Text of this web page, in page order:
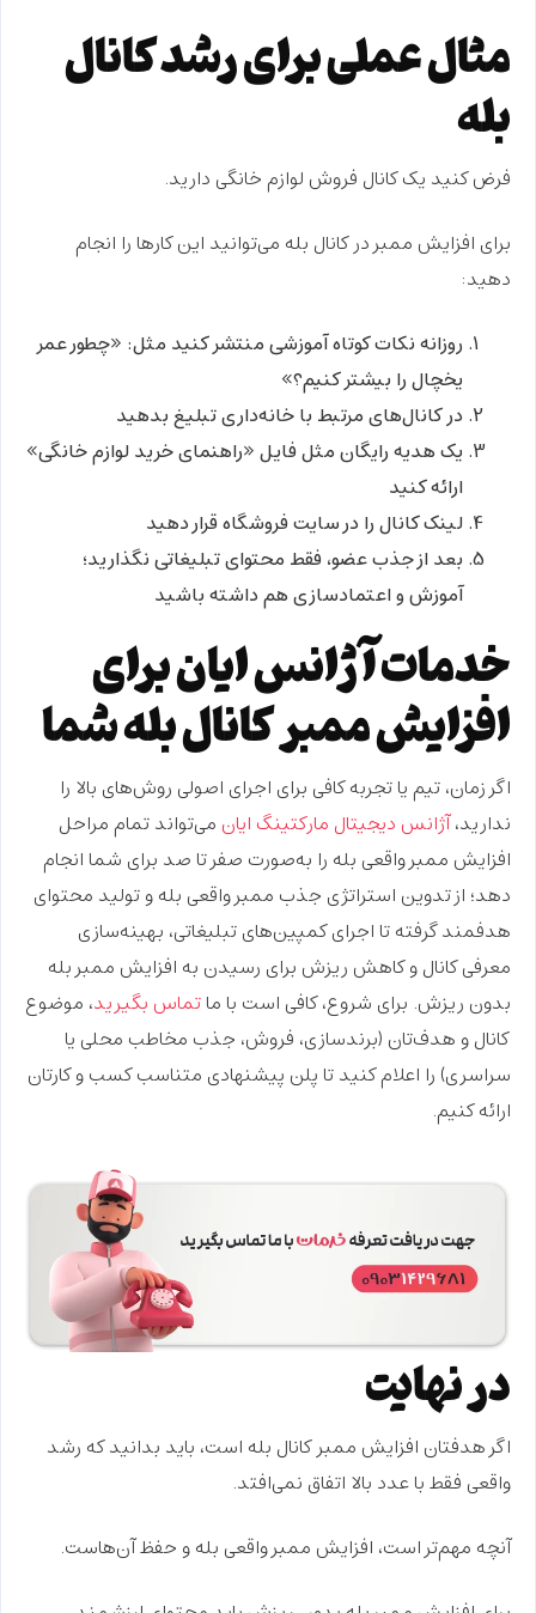
مثال عملی برای رشد کانال
بله
فرض کنید یک کانال فروش لوازم خانگی دارید.
برای افزایش ممبر در کانال بله می‌توانید این کارها را انجام
دهید:
روزانه نکات کوتاه آموزشی منتشر کنید مثل: «چطور عمر
یخچال را بیشتر کنیم؟»
در کانال‌های مرتبط با خانه‌داری تبلیغ بدهید
یک هدیه رایگان مثل فایل «راهنمای خرید لوازم خانگی»
ارائه کنید
لینک کانال را در سایت فروشگاه قرار دهید
بعد از جذب عضو، فقط محتوای تبلیغاتی نگذارید؛
آموزش و اعتمادسازی هم داشته باشید
خدمات آژانس ایان برای
افزایش ممبر کانال بله شما
اگر زمان، تیم یا تجربه کافی برای اجرای اصولی روش‌های بالا را
ندارید،آژانس دیجیتال مارکتینگ ایان می‌تواند تمام مراحل
افزایش ممبر واقعی بله را به‌صورت صفر تا صد برای شما انجام
دهد؛ ازتدوین استراتژی جذب ممبر واقعی بلهو تولید محتوای
هدفمند گرفته تا اجرای کمپین‌های تبلیغاتی، بهینه‌سازی
معرفی کانال و کاهش ریزش برای رسیدن به افزایش ممبر بله
بدون ریزش. برای شروع، کافی است با ماتماس بگیرید، موضوع
کانال و هدف‌تان (برندسازی، فروش، جذب مخاطب محلی یا
سراسری) را اعلام کنید تا پلن پیشنهادی متناسب کسب و کارتان
ارائه کنیم.
در نهایت
اگر هدفتان افزایش ممبر کانال بله است، باید بدانید که رشد
واقعی فقط با عدد بالا اتفاق نمی‌افتد.
آنچه مهم‌تر است، افزایش ممبر واقعی بلهو حفظ آن‌هاست.